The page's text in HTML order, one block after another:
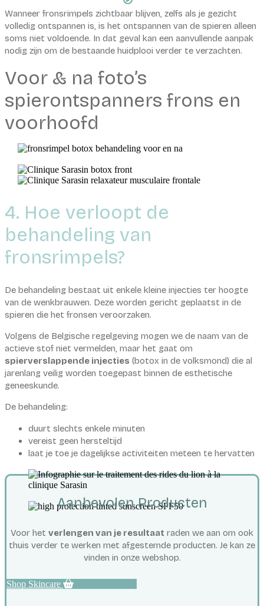
Wanneer fronsrimpels zichtbaar blijven, zelfs als je gezicht
volledig ontspannen is, is het ontspannen van de spieren alleen
soms niet voldoende. In dat geval kan een aanvullende aanpak
nodig zijn om de bestaande huidplooi verder te verzachten.
Voor & na foto’s
spierontspanners frons en
voorhoofd
4. Hoe verloopt de
behandeling van
fronsrimpels?
De behandeling bestaat uit enkele kleine injecties ter hoogte
van de wenkbrauwen. Deze worden gericht geplaatst in de
spieren die het fronsen veroorzaken.
Volgens de Belgische regelgeving mogen we de naam van de
actieve stof niet vermelden, maar het gaat om
spierverslappende injecties (botox in de volksmond) die al
jarenlang veilig worden toegepast binnen de esthetische
geneeskunde.
De behandeling:
duurt slechts enkele minuten
vereist geen hersteltijd
laat je toe je dagelijkse activiteiten meteen te hervatten
Aanbevolen Producten
Voor het verlengen van je resultaat raden we aan om ook
thuis verder te werken met afgestemde producten. Je kan ze
vinden in onze webshop.
Shop Skincare